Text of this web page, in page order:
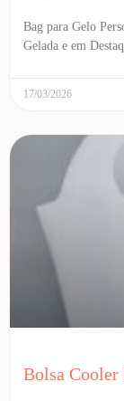
Bag para Gelo
Gelada e em
17/03/2026
Bolsa Cooler